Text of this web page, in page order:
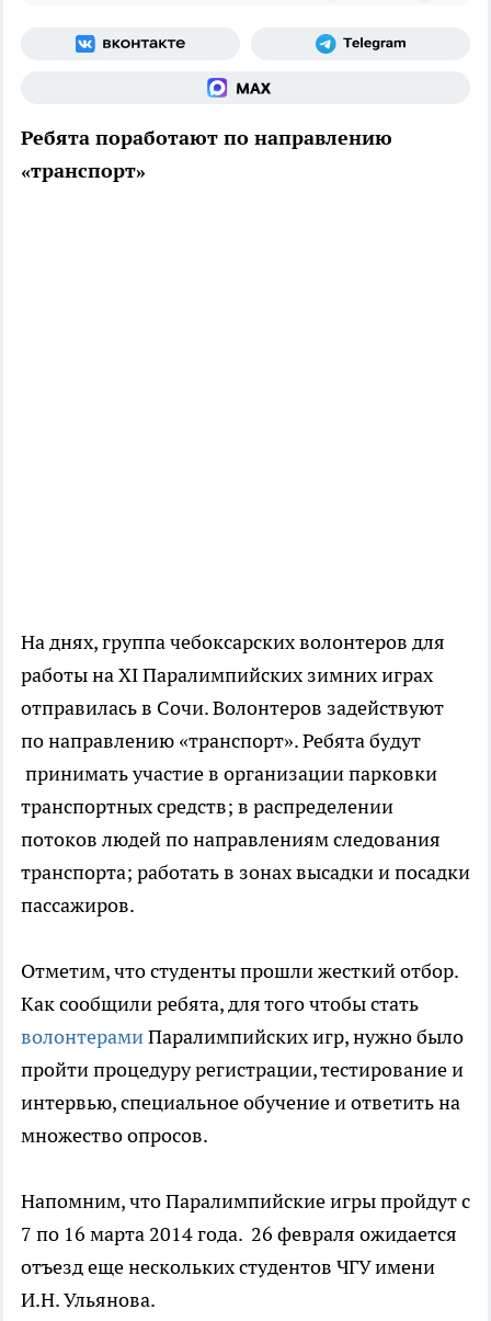
Ребята поработают по направлению
«транспорт»
На днях, группа чебоксарских волонтеров для
работы на XI Паралимпийских зимних играх
отправилась в Сочи. Волонтеров задействуют
по направлению «транспорт». Ребята будут
принимать участие в организации парковки
транспортных средств; в распределении
потоков людей по направлениям следования
транспорта; работать в зонах высадки и посадки
пассажиров.
Отметим, что студенты прошли жесткий отбор.
Как сообщили ребята, для того чтобы стать
волонтерамиПаралимпийских игр, нужно было
пройти процедуру регистрации, тестирование и
интервью, специальное обучение и ответить на
множество опросов.
Напомним, что Паралимпийские игры пройдут с
7 по 16 марта 2014 года. 26 февраля ожидается
отъезд еще нескольких студентов ЧГУ имени
И.Н. Ульянова.